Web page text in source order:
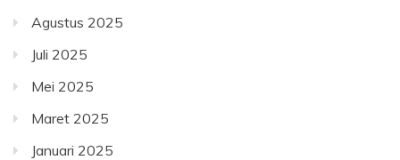
Agustus 2025
Juli 2025
Mei 2025
Maret 2025
Januari 2025